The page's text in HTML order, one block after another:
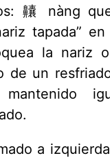
齉 nàng
tapada”
la nariz
de un
a